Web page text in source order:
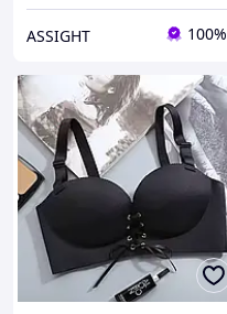
ASSIGHT 100%